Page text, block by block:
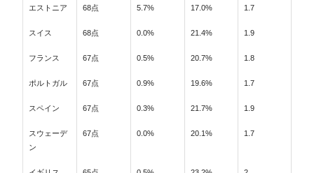
エストニア 68点 5.7% 17.0% 1.7
スイス 68点 0.0% 21.4% 1.9
フランス 67点 0.5% 20.7% 1.8
ポルトガル 67点 0.9% 19.6% 1.7
スペイン 67点 0.3% 21.7% 1.9
スウェーデ
ン
67点 0.0% 20.1% 1.7